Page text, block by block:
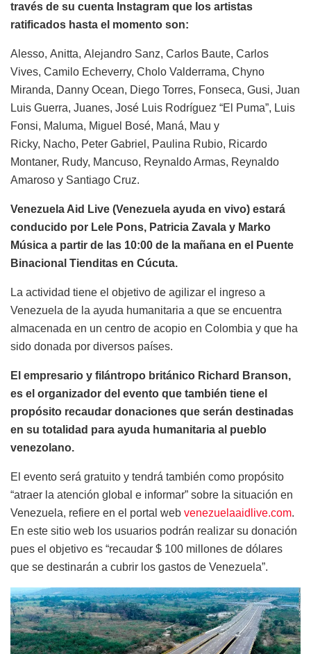
través de su cuenta Instagram que los artistas
ratificados hasta el momento son:
Alesso, Anitta, Alejandro Sanz, Carlos Baute, Carlos
Vives, Camilo Echeverry, Cholo Valderrama, Chyno
Miranda, Danny Ocean, Diego Torres, Fonseca, Gusi, Juan
Luis Guerra, Juanes, José Luis Rodríguez “El Puma”, Luis
Fonsi, Maluma, Miguel Bosé, Maná, Mau y
Ricky, Nacho, Peter Gabriel, Paulina Rubio, Ricardo
Montaner, Rudy, Mancuso, Reynaldo Armas, Reynaldo
Amaroso y Santiago Cruz.
Venezuela Aid Live (Venezuela ayuda en vivo) estará
conducido por Lele Pons, Patricia Zavala y Marko
Música a partir de las 10:00 de la mañana en el Puente
Binacional Tienditas en Cúcuta.
La actividad tiene el objetivo de agilizar el ingreso a
Venezuela de la ayuda humanitaria a que se encuentra
almacenada en un centro de acopio en Colombia y que ha
sido donada por diversos países.
El empresario y filántropo británico Richard Branson,
es el organizador del evento que también tiene el
propósito recaudar donaciones que serán destinadas
en su totalidad para ayuda humanitaria al pueblo
venezolano.
El evento será gratuito y tendrá también como propósito
“atraer la atención global e informar” sobre la situación en
Venezuela, refiere en el portal web venezuelaaidlive.com.
En este sitio web los usuarios podrán realizar su donación
pues el objetivo es “recaudar $ 100 millones de dólares
que se destinarán a cubrir los gastos de Venezuela”.